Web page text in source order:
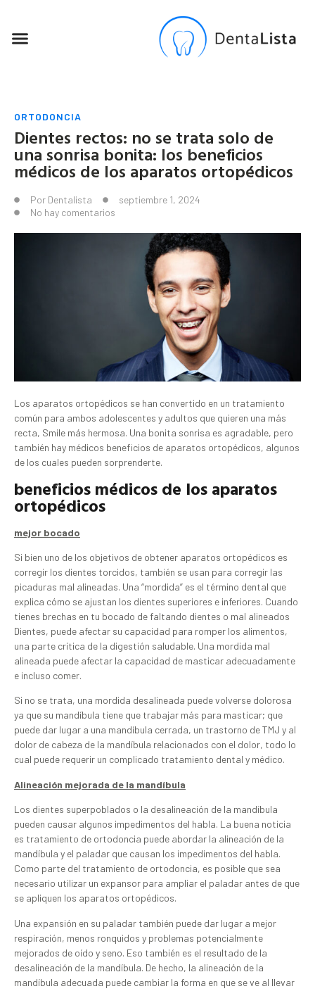
ORTODONCIA
Dientes rectos: no se trata solo de
una sonrisa bonita: los beneficios
médicos de los aparatos ortopédicos
Por Dentalista
septiembre 1, 2024
No hay comentarios
Los aparatos ortopédicos se han convertido en un tratamiento
común para ambos adolescentes y adultos que quieren una más
recta, Smile más hermosa. Una bonita sonrisa es agradable, pero
también hay médicos beneficios de aparatos ortopédicos, algunos
de los cuales pueden sorprenderte.
beneficios médicos de los aparatos
ortopédicos
mejor bocado
Si bien uno de los objetivos de obtener aparatos ortopédicos es
corregir los dientes torcidos, también se usan para corregir las
picaduras mal alineadas. Una “mordida” es el término dental que
explica cómo se ajustan los dientes superiores e inferiores. Cuando
tienes brechas en tu bocado de faltando dientes o mal alineados
Dientes, puede afectar su capacidad para romper los alimentos,
una parte crítica de la digestión saludable. Una mordida mal
alineada puede afectar la capacidad de masticar adecuadamente
e incluso comer.
Si no se trata, una mordida desalineada puede volverse dolorosa
ya que su mandíbula tiene que trabajar más para masticar; que
puede dar lugar a una mandíbula cerrada, un trastorno de TMJ y al
dolor de cabeza de la mandíbula relacionados con el dolor, todo lo
cual puede requerir un complicado tratamiento dental y médico.
Alineación mejorada de la mandíbula
Los dientes superpoblados o la desalineación de la mandíbula
pueden causar algunos impedimentos del habla. La buena noticia
es tratamiento de ortodoncia puede abordar la alineación de la
mandíbula y el paladar que causan los impedimentos del habla.
Como parte del tratamiento de ortodoncia, es posible que sea
necesario utilizar un expansor para ampliar el paladar antes de que
se apliquen los aparatos ortopédicos.
Una expansión en su paladar también puede dar lugar a mejor
respiración, menos ronquidos y problemas potencialmente
mejorados de oído y seno. Eso también es el resultado de la
desalineación de la mandíbula. De hecho, la alineación de la
mandíbula adecuada puede cambiar la forma en que se ve al llevar